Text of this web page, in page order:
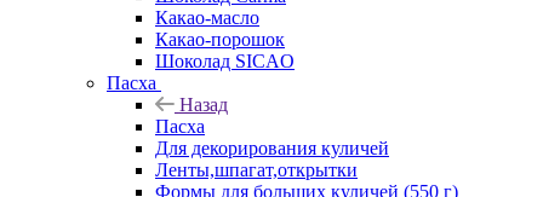
Какао-масло
Какао-порошок
Шоколад SICAO
Пасха
Назад
Пасха
Для декорирования куличей
Ленты,шпагат,открытки
Формы для больших куличей (550 г)